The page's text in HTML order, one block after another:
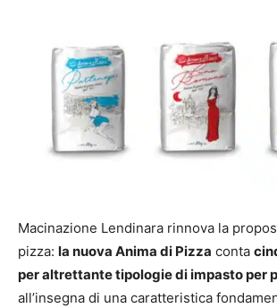
Macinazione Lendinara rinnova la
pizza: la nuova Anima di Pizza conta
per altrettante tipologie di impasto per
all’insegna di una caratteristica